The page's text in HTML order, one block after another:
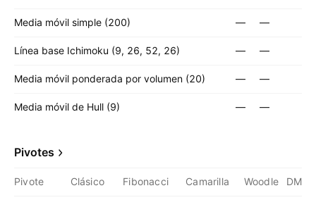
Media móvil simple (200) — —
Línea base Ichimoku (9, 26, 52, 26) — —
Media móvil ponderada por volumen (20) — —
Media móvil de Hull (9) — —
Pivotes
Pivote Clásico Fibonacci Camarilla Woodle DM